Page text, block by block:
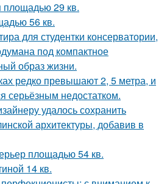
площадью 29 кв.
56 кв.
для студентки консерватории,
под компактное
образ жизни.
редко превышают 2, 5 метра, и
серьёзным недостатком.
удалось сохранить
архитектуры, добавив в
площадью 54 кв.
14 кв.